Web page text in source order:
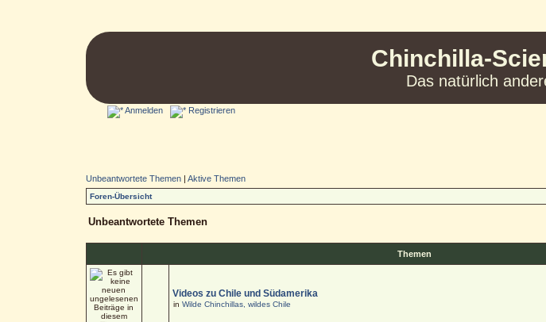
Chinchilla-
Das natürlich
Anmelden Registrieren
Unbeantwortete Themen| Aktive Themen
Foren-Übersicht
Unbeantwortete Themen
Themen
Videos zu Chile und Südamerika
in Wilde Chinchillas, wildes Chile